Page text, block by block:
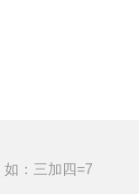
：三加四=7